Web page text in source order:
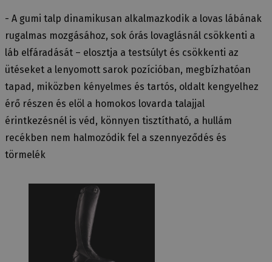
- A gumi talp dinamikusan alkalmazkodik a lovas lábának
rugalmas mozgásához, sok órás lovaglásnál csökkenti a
láb elfáradását – elosztja a testsúlyt és csökkenti az
ütéseket a lenyomott sarok pozícióban, megbízhatóan
tapad, miközben kényelmes és tartós, oldalt kengyelhez
érő részen és elöl a homokos lovarda talajjal
érintkezésnél is véd, könnyen tisztítható, a hullám
recékben nem halmozódik fel a szennyeződés és
törmelék